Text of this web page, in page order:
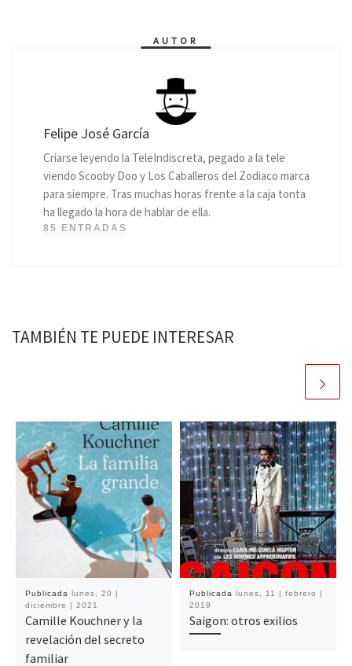
AUTOR
Felipe José García
Criarse leyendo la TeleIndiscreta, pegado a la tele
viendo Scooby Doo y Los Caballeros del Zodiaco marca
para siempre. Tras muchas horas frente a la caja tonta
ha llegado la hora de hablar de ella.
85 ENTRADAS
TAMBIÉN TE PUEDE INTERESAR
Publicada lunes, 20 |
diciembre | 2021
Camille Kouchner y la
revelación del secreto
familiar
Publicada lunes, 11 | febrero |
2019
Saigon: otros exilios